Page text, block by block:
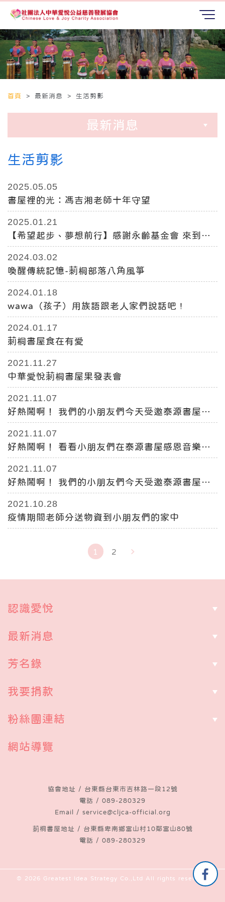
首頁 > 最新消息 > 生活剪影
最新消息
生活剪影
2025.05.05
書屋裡的光：馮吉湘老師十年守望
2025.01.21
【希望起步、夢想前行】感謝永齡基金會 來到部
落送暖
2024.03.02
喚醒傳統記憶-莿桐部落八角風箏
2024.01.18
wawa（孩子）用族語跟老人家們說話吧 !
2024.01.17
莿桐書屋食在有愛
2021.11.27
中華愛悅莿桐書屋果發表會
2021.11.07
好熱鬧啊！ 我們的小朋友們今天受邀泰源書屋在
東安宮的開場活動表演-曲名: 報喜
2021.11.07
好熱鬧啊！ 看看小朋友們在泰源書屋感恩音樂會
竹鐘開場表演
2021.11.07
好熱鬧啊！ 我們的小朋友們今天受邀泰源書屋在
東安宮的開場活動表演
2021.10.28
疫情期間老師分送物資到小朋友們的家中
1 2
認識愛悅
最新消息
芳名錄
我要捐款
粉絲團連結
網站導覽
協會地址 /
台東縣台東市吉林路一段12號
電話 / 089-280329
Email / service@cljca-official.org
莿桐書屋地址 /
台東縣卑南鄉富山村10鄰富山80號
電話 / 089-280329
© 2026 Greatest Idea Strategy Co.,Ltd All rights reserved.